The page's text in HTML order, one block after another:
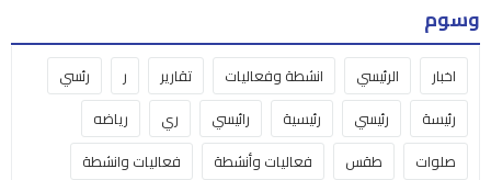
وسوم
اخبار الرئيسي انشطة وفعاليات تقارير ر
رئسي
رئيسة
رئيسي رئيسية رائيسي ري
رياضه
صلوات
طقس فعاليات وأنشطة
فعاليات وانشطة